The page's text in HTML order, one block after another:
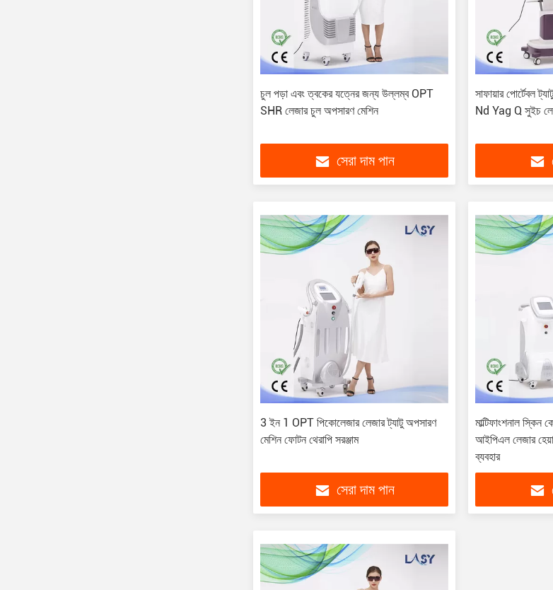
চুল পড়া এবং ত্বকের যত্নের জন্য উল্লম্ব OPT
SHR লেজার চুল অপসারণ মেশিন
সেরা দাম পান
সাফায়ার পোর্টেবল
Nd Yag Q সুইচ
3 ইন 1 OPT পিকোলেজার লেজার ট্যাটু অপসারণ
মেশিন ফোটন থেরাপি সরঞ্জাম
সেরা দাম পান
মাল্টিফাংশনাল
আইপিএল লেজার
ব্যবহার